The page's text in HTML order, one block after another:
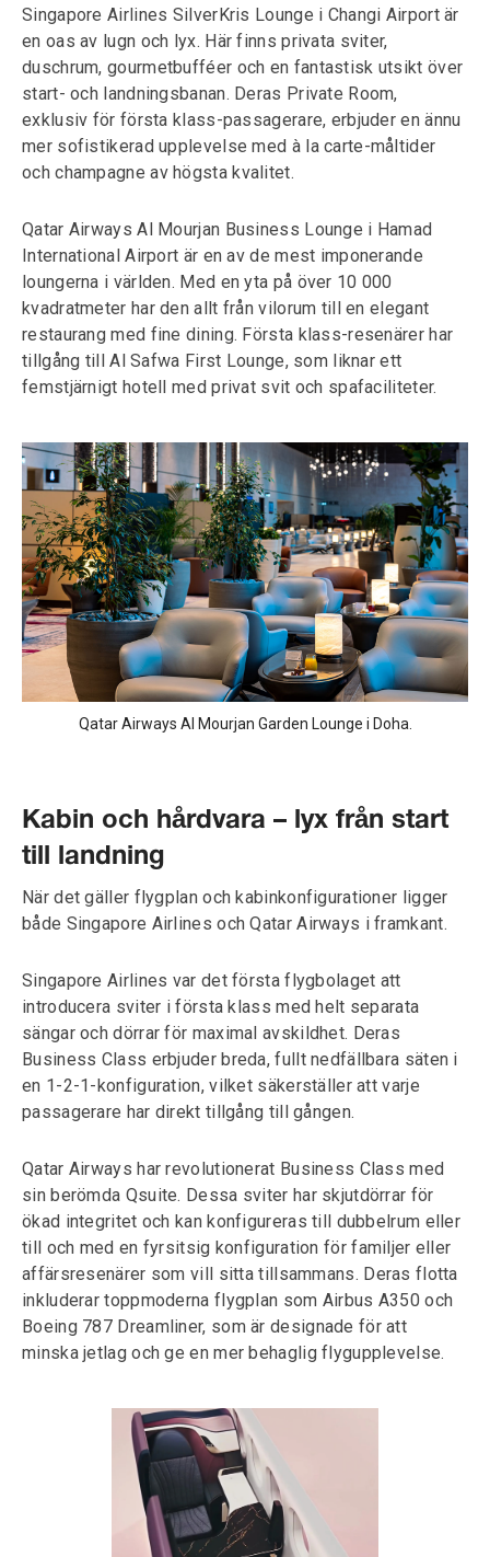
Singapore Airlines SilverKris Lounge i Changi Airport är
en oas av lugn och lyx. Här finns privata sviter,
duschrum, gourmetbufféer och en fantastisk utsikt över
start- och landningsbanan. Deras Private Room,
exklusiv för första klass-passagerare, erbjuder en ännu
mer sofistikerad upplevelse med à la carte-måltider
och champagne av högsta kvalitet.
Qatar Airways Al Mourjan Business Lounge i Hamad
International Airport är en av de mest imponerande
loungerna i världen. Med en yta på över 10 000
kvadratmeter har den allt från vilorum till en elegant
restaurang med fine dining. Första klass-resenärer har
tillgång till Al Safwa First Lounge, som liknar ett
femstjärnigt hotell med privat svit och spafaciliteter.
Qatar Airways Al Mourjan Garden Lounge i Doha.
Kabin och hårdvara – lyx från start
till landning
När det gäller flygplan och kabinkonfigurationer ligger
både Singapore Airlines och Qatar Airways i framkant.
Singapore Airlines var det första flygbolaget att
introducera sviter i första klass med helt separata
sängar och dörrar för maximal avskildhet. Deras
Business Class erbjuder breda, fullt nedfällbara säten i
en 1-2-1-konfiguration, vilket säkerställer att varje
passagerare har direkt tillgång till gången.
Qatar Airways har revolutionerat Business Class med
sin berömda Qsuite. Dessa sviter har skjutdörrar för
ökad integritet och kan konfigureras till dubbelrum eller
till och med en fyrsitsig konfiguration för familjer eller
affärsresenärer som vill sitta tillsammans. Deras flotta
inkluderar toppmoderna flygplan som Airbus A350 och
Boeing 787 Dreamliner, som är designade för att
minska jetlag och ge en mer behaglig flygupplevelse.